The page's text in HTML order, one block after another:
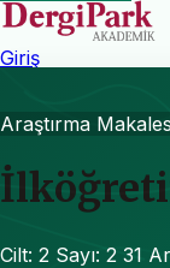
Giriş
Araştırma
Cilt: 2 Sayı: 2 31